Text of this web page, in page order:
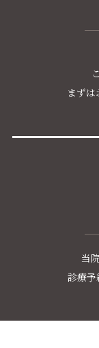
まずは
当
診療予